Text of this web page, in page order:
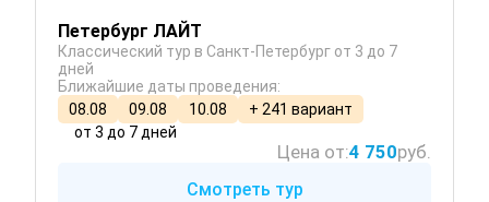
Петербург ЛАЙТ
Классический тур в Санкт-Петербург от 3 до 7
дней
Ближайшие даты проведения:
08.08
09.08 10.08
+ 241 вариант
от 3 до 7 дней
Цена от:4 750руб.
Смотреть тур